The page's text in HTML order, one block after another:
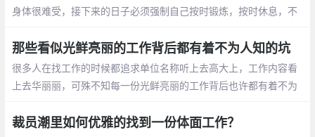
个星期没有锻炼，感觉身体很难受，接下来
不然真的是不知道哪天就挂了
那些看似光鲜亮丽的工作背后都有着不为人知的坑
很多人在找工作的时候都追求单位名称听上
去高大上，工作内容看上去华丽丽，可殊不
为外人所知的“坑”。
裁员潮里如何优雅的找到一份体面工作？